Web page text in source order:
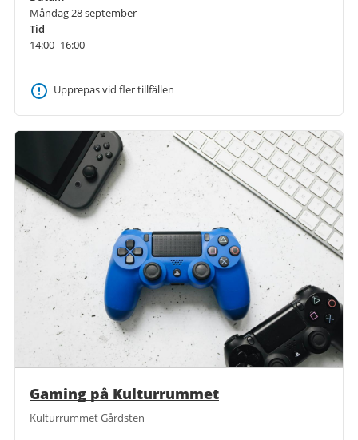
Måndag 28 september
Tid
14:00–16:00
Upprepas vid fler tillfällen
Gaming på Kulturrummet
Kulturrummet Gårdsten